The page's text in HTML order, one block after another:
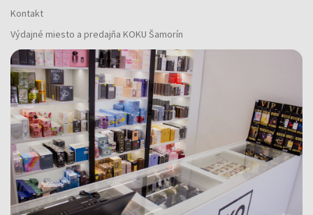
Kontakt
Výdajné miesto a predajňa KOKU Šamorín